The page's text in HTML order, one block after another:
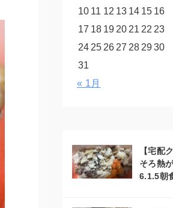
10 11 12 13 14 15 16
17 18 19 20 21 22 23
24 25 26 27 28 2930
31
« 1月
【宅配
そろ熱
6.1.5朝